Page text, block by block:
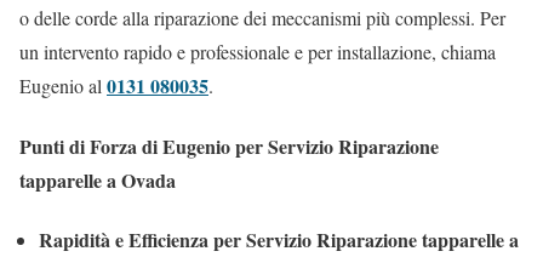
o delle corde alla riparazione dei meccanismi più complessi. Per
un intervento rapido e professionale e per installazione, chiama
Eugenio al0131 080035.
Punti di Forza di Eugenio per Servizio Riparazione
tapparelle a Ovada
Rapidità e Efficienza per Servizio Riparazione tapparelle a